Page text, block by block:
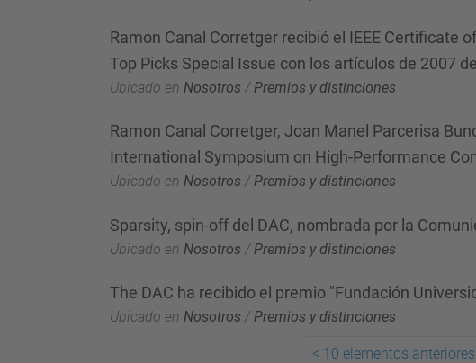
Ramon Canal Corretger recibió el IEEE Certificate
Top Picks Special Issue con los artículos de 2007
Ubicado en Nosotros / Premios y distinciones
Ramon Canal Corretger, Joan Manel Parcerisa
International Symposium on High-Performance
Ubicado en Nosotros /Premios y distinciones
Sparsity, spin-off del DAC, nombrada por la
Ubicado en Nosotros / Premios y distinciones
The DAC ha recibido el premio "Fundación
Ubicado en Nosotros /Premios y distinciones
< 10 elementos anteriores